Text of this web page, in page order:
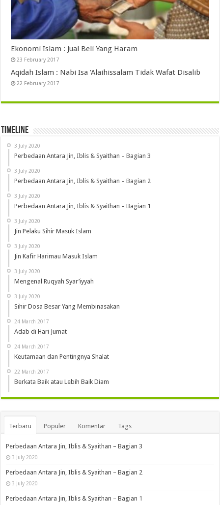
Ekonomi Islam : Jual Beli Yang Haram
23 February 2017
Aqidah Islam : Nabi Isa ‘Alaihissalam Tidak Wafat Disalib
22 February 2017
Timeline
3 July 2020
Perbedaan Antara Jin, Iblis & Syaithan – Bagian 3
3 July 2020
Perbedaan Antara Jin, Iblis & Syaithan – Bagian 2
3 July 2020
Perbedaan Antara Jin, Iblis & Syaithan – Bagian 1
3 July 2020
Jin Pelaku Sihir Masuk Islam
3 July 2020
Jin Kafir Harimau Masuk Islam
3 July 2020
Mengenal Ruqyah Syar’iyyah
3 July 2020
Sihir Dosa Besar Yang Membinasakan
24 March 2017
Adab di Hari Jumat
24 March 2017
Keutamaan dan Pentingnya Shalat
22 March 2017
Berkata Baik atau Lebih Baik Diam
Terbaru Populer Komentar Tags
Perbedaan Antara Jin, Iblis & Syaithan – Bagian 3
3 July 2020
Perbedaan Antara Jin, Iblis & Syaithan – Bagian 2
3 July 2020
Perbedaan Antara Jin, Iblis & Syaithan – Bagian 1